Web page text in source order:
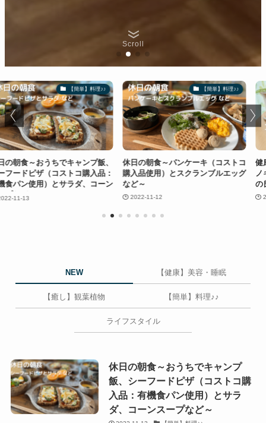
Scroll
【簡単】料理♪♪
でキャンプ飯、
ストコ購入品：
サラダ、コーン
【簡単】料理♪♪
休日の朝食～パンケーキ（コストコ
購入品使用）とスクランブルエッグ
など～
健康美容～育毛
ノキシジル5%（
の良い育毛 コ
NEW 【健康】美容・睡眠
【癒し】観葉植物 【簡単】料理♪♪
ライフスタイル
休日の朝食～おうちでキャンプ
飯、シーフードピザ（コストコ購
入品：有機食パン使用）とサラ
ダ、コーンスープなど～